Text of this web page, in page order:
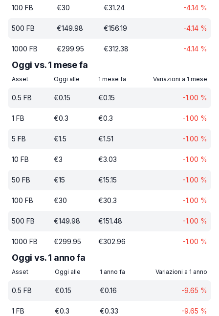
100 FB €30 €31.24 -4.14 %
500 FB €149.98 €156.19 -4.14 %
1000 FB €299.95 €312.38 -4.14 %
Oggi vs. 1 mese fa
Asset Oggi alle 1 mese fa Variazioni a 1 mese
0.5 FB €0.15 €0.15 -1.00 %
1 FB €0.3 €0.3 -1.00 %
5 FB €1.5 €1.51 -1.00 %
10 FB €3 €3.03 -1.00 %
50 FB €15 €15.15 -1.00 %
100 FB €30 €30.3 -1.00 %
500 FB €149.98 €151.48 -1.00 %
1000 FB €299.95 €302.96 -1.00 %
Oggi vs. 1 anno fa
Asset Oggi alle 1 anno fa Variazioni a 1 anno
0.5 FB €0.15 €0.16 -9.65 %
1 FB €0.3 €0.33 -9.65 %